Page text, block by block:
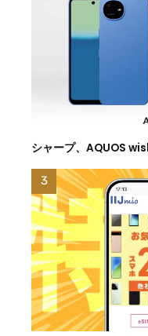
シャープ、AQUOS